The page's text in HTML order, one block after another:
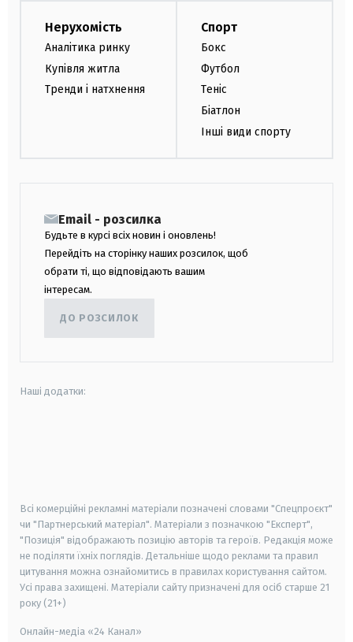
Нерухомість
Аналітика ринку
Купівля житла
Тренди і натхнення
Спорт
Бокс
Футбол
Теніс
Біатлон
Інші види спорту
Email - розсилка
Будьте в курсі всіх новин і оновлень!
Перейдіть на сторінку наших розсилок, щоб
обрати ті, що відповідають вашим
інтересам.
ДО РОЗСИЛОК
Наші додатки:
Всі комерційні рекламні матеріали позначені словами "Спецпроєкт"
чи "Партнерський матеріал". Матеріали з позначкою "Експерт",
"Позиція" відображають позицію авторів та героїв. Редакція може
не поділяти їхніх поглядів. Детальніше щодо реклами та правил
цитування можна ознайомитись в правилах користування сайтом.
Усі права захищені. Матеріали сайту призначені для осіб старше 21
року (21+)
Онлайн-медіа «24 Канал»